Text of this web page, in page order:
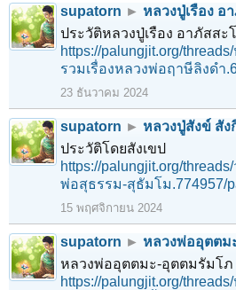
supatorn ► หลวงปู่เรือง อ
ประวัติหลวงปู่เรือง อาภัสสะ
https://palungjit.org/
รวมเรื่องหลวงพ่อฤาษีลิงดำ
23 ธันวาคม 2024
supatorn ► หลวงปู่สังข์ สัง
ประวัติโดยสังเขป
https://palungjit.org/
พ่อสุธรรม-สุธัมโม.774957/
15 พฤศจิกายน 2024
supatorn ► หลวงพ่ออุตตม
หลวงพ่ออุตตมะ-อุตตมรัมโภ
https://palungjit.org/